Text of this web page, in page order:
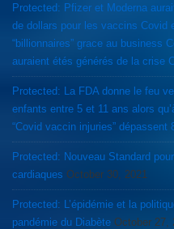
Protected: Pfizer et Moderna
de dollars pour les vaccins Covid
“billionnaires” grace au business
auraient étés générés de la crise
Protected: La FDA donne le feu
enfants entre 5 et 11 ans alors
“Covid vaccin injuries” dépassent
Protected: Nouveau Standard
cardiaques October 30, 2021
Protected: L’épidémie et la politique du COVID
pandémie du Diabète October 27,